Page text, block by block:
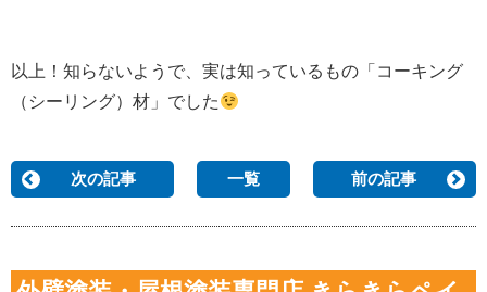
以上！知らないようで、実は知っているもの「コーキング
（シーリング）材」でした
次の記事 一覧 前の記事